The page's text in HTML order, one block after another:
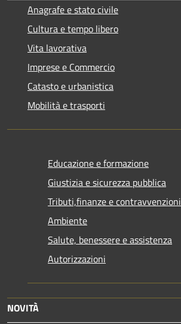
Anagrafe e stato civile
Cultura e tempo libero
Vita lavorativa
Imprese e Commercio
Catasto e urbanistica
Mobilità e trasporti
Educazione e formazione
Giustizia e sicurezza pubblica
Tributi,finanze e contravvenzioni
Ambiente
Salute, benessere e assistenza
Autorizzazioni
NOVITÀ